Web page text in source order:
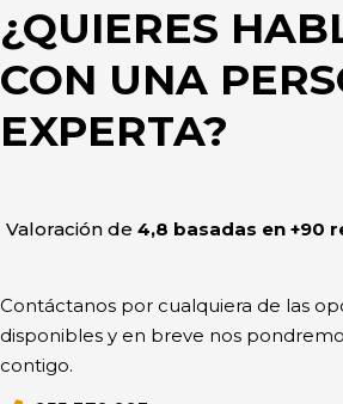
¿QUIERES
CON UNA
EXPERTA?
Valoración de 4,8 basadas en +90
Contáctanos por cualquiera de las
disponibles y en breve nos
contigo.